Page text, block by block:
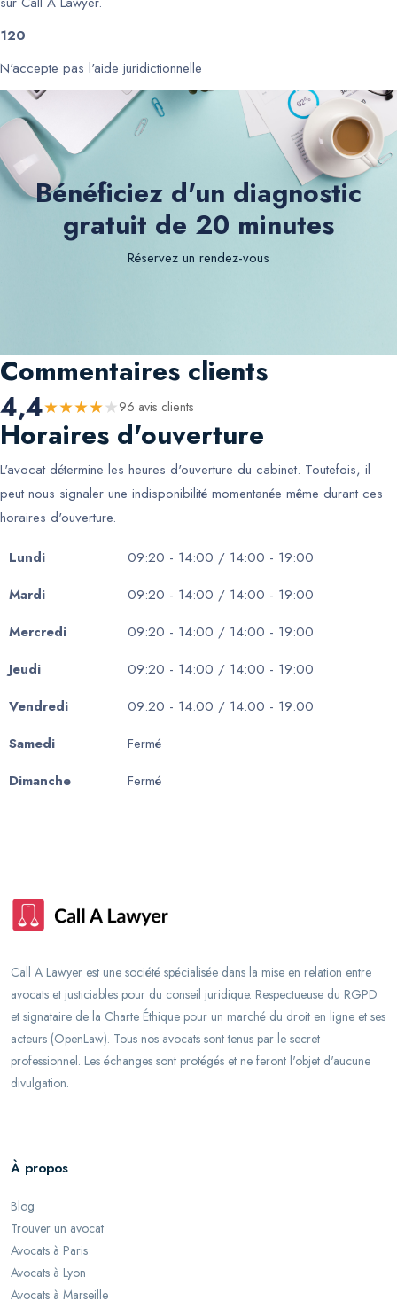
120
N'accepte pas l'aide juridictionnelle
Bénéficiez d'un diagnostic
gratuit de 20 minutes
Réservez un rendez-vous
Commentaires clients
4,4★★★★★ 96 avis clients
Horaires d'ouverture
L'avocat détermine les heures d'ouverture du cabinet. Toutefois, il
peut nous signaler une indisponibilité momentanée même durant ces
horaires d'ouverture.
Lundi
09:20 - 14:00 / 14:00 - 19:00
Mardi
09:20 - 14:00 / 14:00 - 19:00
Mercredi
09:20 - 14:00 / 14:00 - 19:00
Jeudi
09:20 - 14:00 / 14:00 - 19:00
Vendredi
09:20 - 14:00 / 14:00 - 19:00
Samedi
Fermé
Dimanche
Fermé
Call A Lawyer est une société spécialisée dans la mise en relation entre
avocats et justiciables pour du conseil juridique. Respectueuse du RGPD
et signataire de la Charte Éthique pour un marché du droit en ligne et ses
acteurs (OpenLaw). Tous nos avocats sont tenus par le secret
professionnel. Les échanges sont protégés et ne feront l'objet d'aucune
divulgation.
À propos
Blog
Trouver un avocat
Avocats à Paris
Avocats à Lyon
Avocats à Marseille